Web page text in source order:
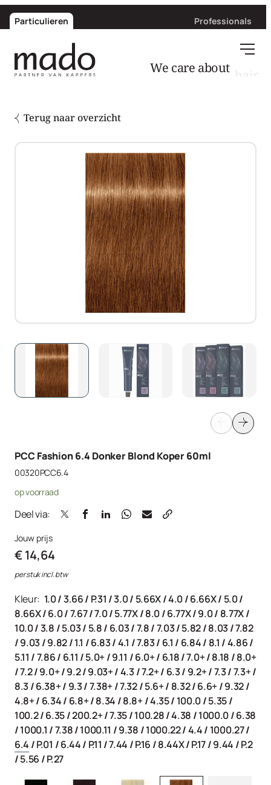
Particulieren Professionals
We care about
Terug naar overzicht
PCC Fashion 6.4 Donker Blond Koper 60ml
00320PCC6.4
op voorraad
Deel via:
Jouw prijs
€ 14,64
per stuk incl. btw
Kleur: 1.0/3.66/ P.31 /3.0/ 5.66X/4.0/6.66X/ 5.0/
8.66X/6.0/7.67/7.0/5.77X/8.0/6.77X/9.0/ 8.77X/
10.0/3.8 /5.03/ 5.8/ 6.03/7.8/7.03/5.82/8.03/7.82
/9.03/9.82/1.1 /6.83/4.1 /7.83/ 6.1 / 6.84/ 8.1 /4.86/
5.11 /7.86/ 6.11 /5.0+/9.11 /6.0+/ 6.18/7.0+/8.18 /8.0+
/7.2/9.0+/9.2/9.03+/4.3/7.2+/ 6.3/ 9.2+/7.3/7.3+/
8.3/6.38+/ 9.3/7.38+/7.32/5.6+/ 8.32/6.6+/9.32/
4.8+/ 6.34/ 6.8+/8.34 /8.8+/4.35/ 100.0/5.35/
100.2/6.35/200.2+/7.35/100.28/4.38 /1000.0/6.38
/1000.1 /7.38/1000.11 /9.38 /1000.22/4.4/ 1000.27/
6.4 /P.01 /6.44/ P.11 /7.44 /P.16 /8.44X/P.17/9.44 /P.2
/5.56 /P.27